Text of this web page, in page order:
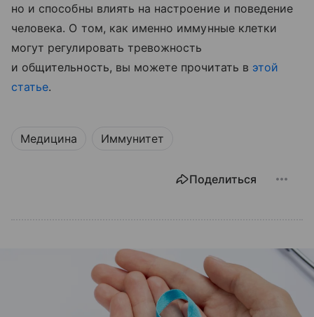
но и способны влиять на настроение и поведение
человека. О том, как именно иммунные клетки
могут регулировать тревожность
и общительность, вы можете прочитать в этой
статье.
Медицина Иммунитет
Поделиться